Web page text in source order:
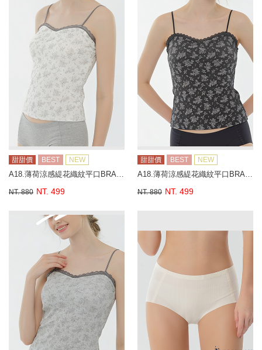
甜甜價 BEST NEW
A18.薄荷涼感緹花織紋平口BRA背心
NT. 880 NT. 499
甜甜價 BEST NEW
A18.薄荷涼感緹花織紋平口BRA背心
NT. 880 NT. 499